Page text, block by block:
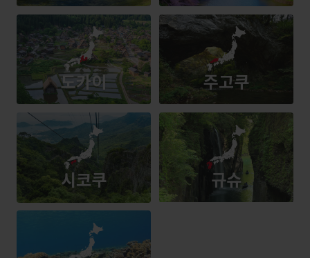
도카이 주고쿠
시코쿠 규슈